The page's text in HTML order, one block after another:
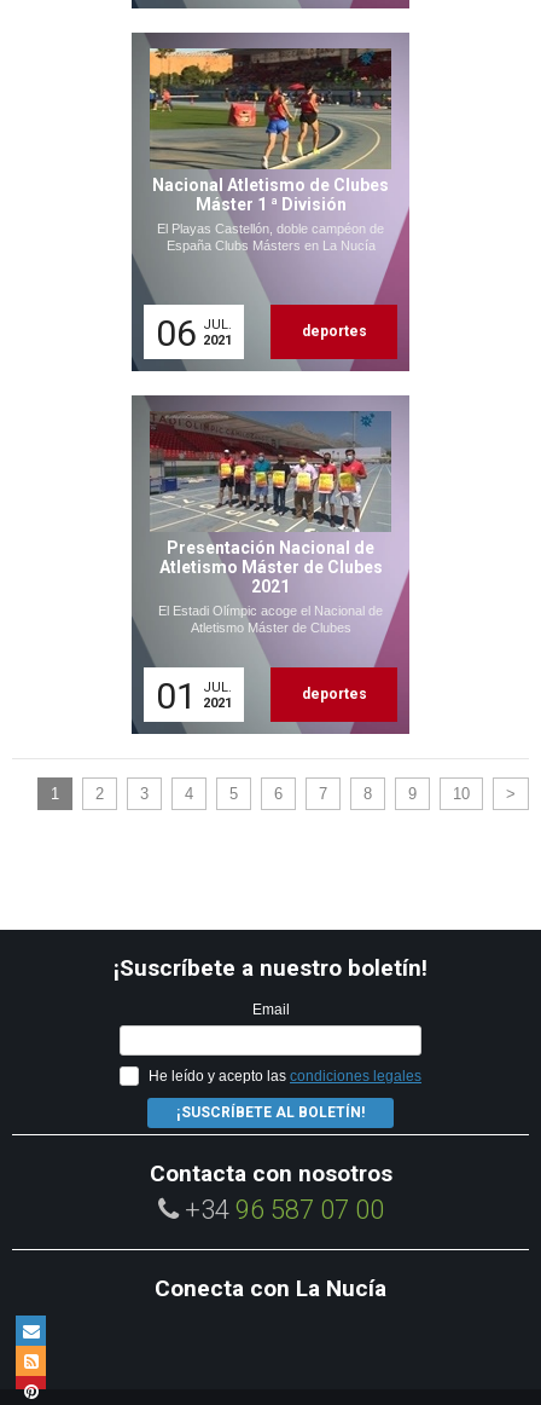
Nacional Atletismo de Clubes
Máster 1 ª División
El Playas Castellón, doble campéon de
España Clubs Másters en La Nucía
06 JUL.
2021
deportes
Presentación Nacional de
Atletismo Máster de Clubes
2021
El Estadi Olímpic acoge el Nacional de
Atletismo Máster de Clubes
01
JUL.
2021
deportes
1 2 3 4 5 6 7 8 9 10 >
¡Suscríbete a nuestro boletín!
Email
He leído y acepto las condiciones legales
¡SUSCRÍBETE AL BOLETÍN!
Contacta con nosotros
+34 96 587 07 00
Conecta con La Nucía